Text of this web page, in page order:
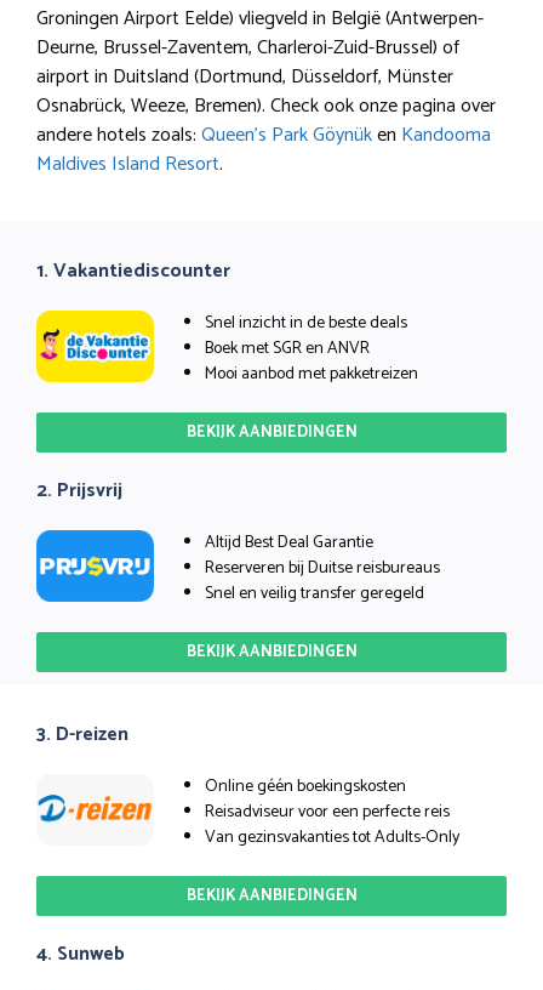
Groningen Airport Eelde) vliegveld in België (Antwerpen-
Deurne, Brussel-Zaventem, Charleroi-Zuid-Brussel) of
airport in Duitsland (Dortmund, Düsseldorf, Münster
Osnabrück, Weeze, Bremen). Check ook onze pagina over
andere hotels zoals:Queen’s Park Göynüken Kandooma
Maldives Island Resort.
1. Vakantiediscounter
Snel inzicht in de beste deals
Boek met SGR en ANVR
Mooi aanbod met pakketreizen
BEKIJK AANBIEDINGEN
2. Prijsvrij
Altijd Best Deal Garantie
Reserveren bij Duitse reisbureaus
Snel en veilig transfer geregeld
BEKIJK AANBIEDINGEN
3. D-reizen
Online géén boekingskosten
Reisadviseur voor een perfecte reis
Van gezinsvakanties tot Adults-Only
BEKIJK AANBIEDINGEN
4. Sunweb